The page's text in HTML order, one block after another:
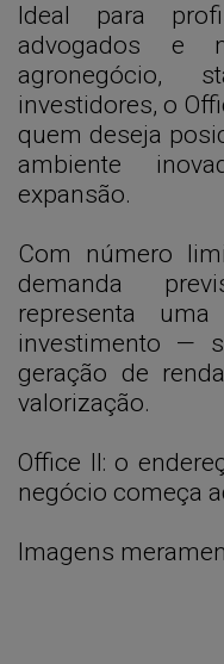
Ideal para
advogados e
agronegócio,
investidores, o
quem deseja
ambiente
expansão.
Com número
demanda
representa
investimento —
geração de
valorização.
Office II: o
negócio começa
Imagens